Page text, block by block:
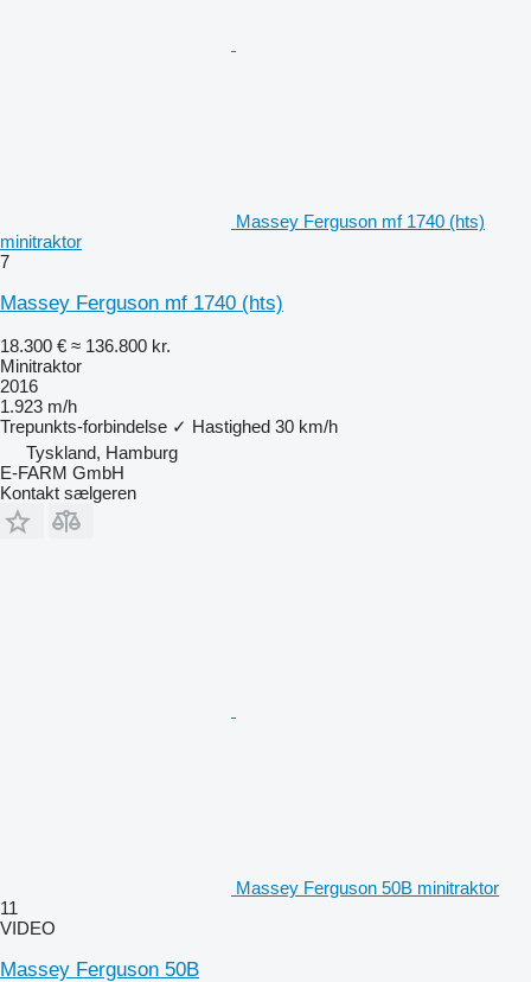
Massey Ferguson mf 1740 (hts)
minitraktor
7
Massey Ferguson mf 1740 (hts)
18.300 € ≈ 136.800 kr.
Minitraktor
2016
1.923 m/h
Trepunkts-forbindelse ✓ Hastighed 30 km/h
Tyskland, Hamburg
E-FARM GmbH
Kontakt sælgeren
Massey Ferguson 50B minitraktor
11
VIDEO
Massey Ferguson 50B